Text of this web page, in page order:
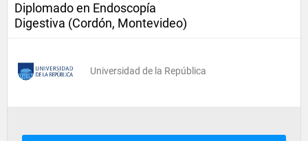
Diplomado en Endoscopía
Digestiva (Cordón, Montevideo)
Universidad de la República